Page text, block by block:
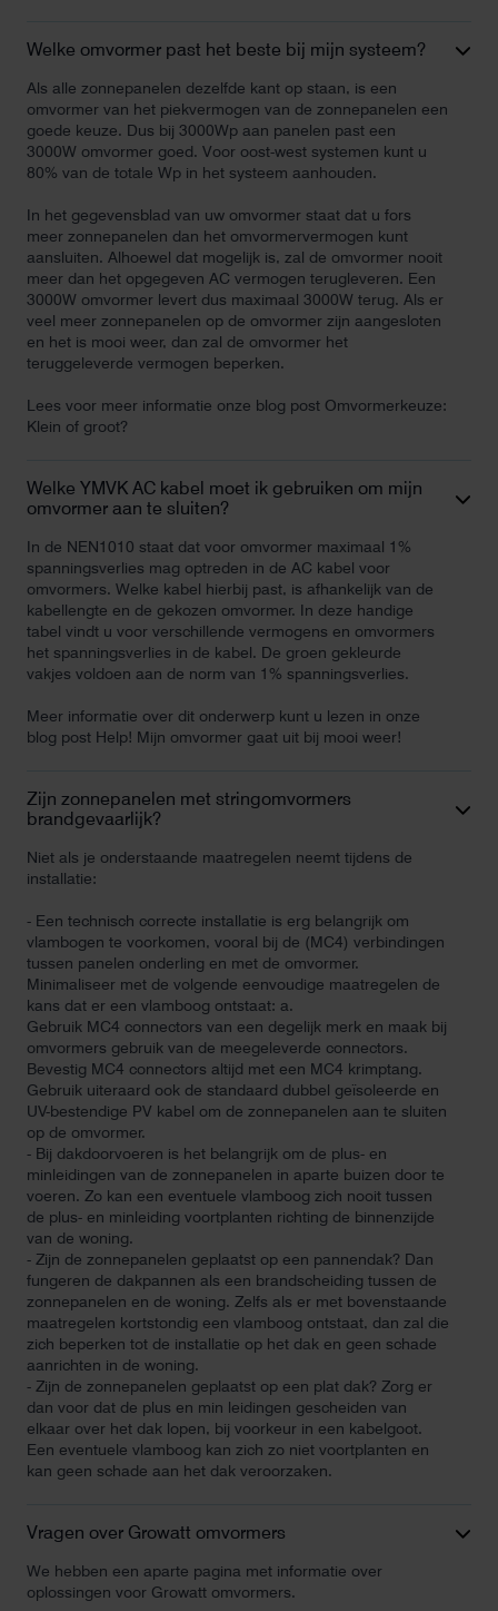
Welke omvormer past het beste bij mijn systeem?
Als alle zonnepanelen dezelfde kant op staan, is een
omvormer van het piekvermogen van de zonnepanelen een
goede keuze. Dus bij 3000Wp aan panelen past een
3000W omvormer goed. Voor oost-west systemen kunt u
80% van de totale Wp in het systeem aanhouden.
In het gegevensblad van uw omvormer staat dat u fors
meer zonnepanelen dan het omvormervermogen kunt
aansluiten. Alhoewel dat mogelijk is, zal de omvormer nooit
meer dan het opgegeven AC vermogen terugleveren. Een
3000W omvormer levert dus maximaal 3000W terug. Als er
veel meer zonnepanelen op de omvormer zijn aangesloten
en het is mooi weer, dan zal de omvormer het
teruggeleverde vermogen beperken.
Lees voor meer informatie onze blog post Omvormerkeuze:
Klein of groot?
Welke YMVK AC kabel moet ik gebruiken om mijn
omvormer aan te sluiten?
In de NEN1010 staat dat voor omvormer maximaal 1%
spanningsverlies mag optreden in de AC kabel voor
omvormers. Welke kabel hierbij past, is afhankelijk van de
kabellengte en de gekozen omvormer. In deze handige
tabel vindt u voor verschillende vermogens en omvormers
het spanningsverlies in de kabel. De groen gekleurde
vakjes voldoen aan de norm van 1% spanningsverlies.
Meer informatie over dit onderwerp kunt u lezen in onze
blog post Help! Mijn omvormer gaat uit bij mooi weer!
Zijn zonnepanelen met stringomvormers
brandgevaarlijk?
Niet als je onderstaande maatregelen neemt tijdens de
installatie:
- Een technisch correcte installatie is erg belangrijk om
vlambogen te voorkomen, vooral bij de (MC4) verbindingen
tussen panelen onderling en met de omvormer.
Minimaliseer met de volgende eenvoudige maatregelen de
kans dat er een vlamboog ontstaat: a.
Gebruik MC4 connectors van een degelijk merk en maak bij
omvormers gebruik van de meegeleverde connectors.
Bevestig MC4 connectors altijd met een MC4 krimptang.
Gebruik uiteraard ook de standaard dubbel geïsoleerde en
UV-bestendige PV kabel om de zonnepanelen aan te sluiten
op de omvormer.
- Bij dakdoorvoeren is het belangrijk om de plus- en
minleidingen van de zonnepanelen in aparte buizen door te
voeren. Zo kan een eventuele vlamboog zich nooit tussen
de plus- en minleiding voortplanten richting de binnenzijde
van de woning.
- Zijn de zonnepanelen geplaatst op een pannendak? Dan
fungeren de dakpannen als een brandscheiding tussen de
zonnepanelen en de woning. Zelfs als er met bovenstaande
maatregelen kortstondig een vlamboog ontstaat, dan zal die
zich beperken tot de installatie op het dak en geen schade
aanrichten in de woning.
- Zijn de zonnepanelen geplaatst op een plat dak? Zorg er
dan voor dat de plus en min leidingen gescheiden van
elkaar over het dak lopen, bij voorkeur in een kabelgoot.
Een eventuele vlamboog kan zich zo niet voortplanten en
kan geen schade aan het dak veroorzaken.
Vragen over Growatt omvormers
We hebben een aparte pagina met informatie over
oplossingen voor Growatt omvormers.